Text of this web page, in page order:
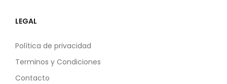
LEGAL
Política de privacidad
Terminos y Condiciones
Contacto